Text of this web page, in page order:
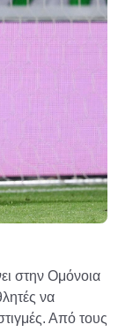
στην Ομόνοια
να
Από τους